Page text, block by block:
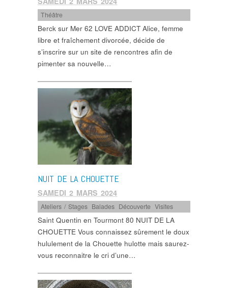
Théâtre
Berck sur Mer 62 LOVE ADDICT Alice, femme
libre et fraîchement divorcée, décide de
s’inscrire sur un site de rencontres afin de
pimenter sa nouvelle…
NUIT DE LA CHOUETTE
SAMEDI 2 MARS 2024
Ateliers / Stages Balades Découverte ,Visites
Saint Quentin en Tourmont 80 NUIT DE LA
CHOUETTE Vous connaissez sûrement le doux
hululement de la Chouette hulotte mais saurez-
vous reconnaitre le cri d’une…